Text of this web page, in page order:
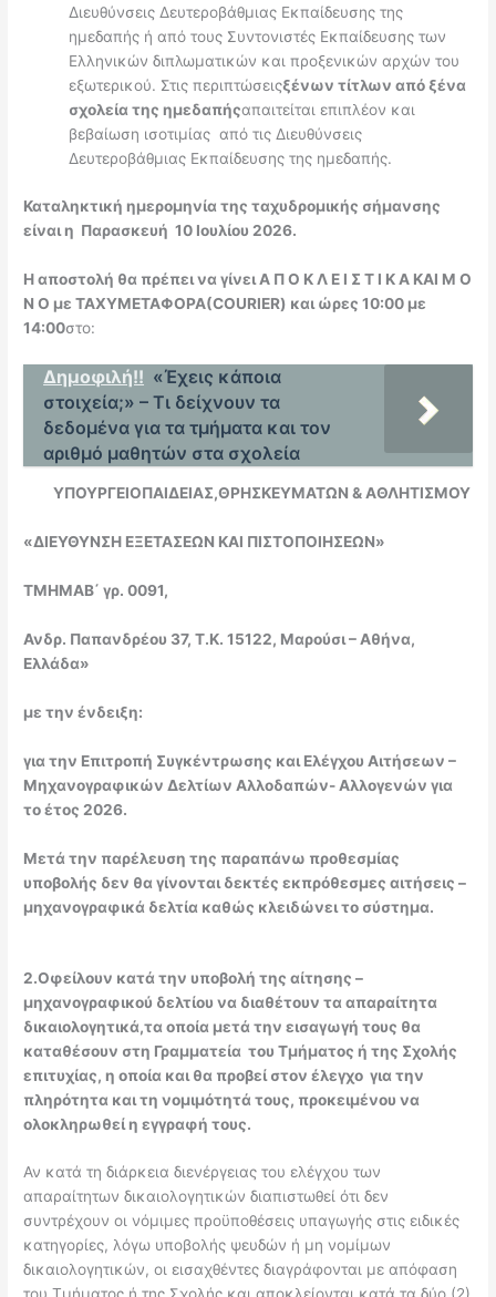
Διευθύνσεις Δευτεροβάθμιας Εκπαίδευσης της
ημεδαπής ή από τους Συντονιστές Εκπαίδευσης των
Ελληνικών διπλωματικών και προξενικών αρχών του
εξωτερικού. Στις περιπτώσειςξένων τίτλων από ξένα
σχολεία της ημεδαπήςαπαιτείται επιπλέον και
βεβαίωση ισοτιμίας από τις Διευθύνσεις
Δευτεροβάθμιας Εκπαίδευσης της ημεδαπής.
Καταληκτική ημερομηνία της ταχυδρομικής σήμανσης
είναι η Παρασκευή 10 Ιουλίου 2026.
Η αποστολή θα πρέπει να γίνει Α Π Ο Κ Λ Ε Ι Σ Τ Ι Κ Α ΚΑΙ Μ Ο
Ν Ο με ΤΑΧΥΜΕΤΑΦΟΡΑ(COURIER) και ώρες 10:00 με
14:00στο:
Δημοφιλή!! «Έχεις κάποια
στοιχεία;» – Τι δείχνουν τα
δεδομένα για τα τμήματα και τον
αριθμό μαθητών στα σχολεία
ΥΠΟΥΡΓΕΙΟΠΑΙΔΕΙΑΣ,ΘΡΗΣΚΕΥΜΑΤΩΝ & ΑΘΛΗΤΙΣΜΟΥ
«ΔΙΕΥΘΥΝΣΗ ΕΞΕΤΑΣΕΩΝ ΚΑΙ ΠΙΣΤΟΠΟΙΗΣΕΩΝ»
ΤΜΗΜΑB΄ γρ. 0091,
Ανδρ. Παπανδρέου 37, Τ.Κ. 15122, Μαρούσι – Αθήνα,
Ελλάδα»
με την ένδειξη:
για την Επιτροπή Συγκέντρωσης και Ελέγχου Αιτήσεων –
Μηχανογραφικών Δελτίων Αλλοδαπών- Αλλογενών για
το έτος 2026.
Μετά την παρέλευση της παραπάνω προθεσμίας
υποβολής δεν θα γίνονται δεκτές εκπρόθεσμες αιτήσεις –
μηχανογραφικά δελτία καθώς κλειδώνει το σύστημα.
2.Οφείλουν κατά την υποβολή της αίτησης –
μηχανογραφικού δελτίου να διαθέτουν τα απαραίτητα
δικαιολογητικά,τα οποία μετά την εισαγωγή τους θα
καταθέσουν στη Γραμματεία του Τμήματος ή της Σχολής
επιτυχίας, η οποία και θα προβεί στον έλεγχο για την
πληρότητα και τη νομιμότητά τους, προκειμένου να
ολοκληρωθεί η εγγραφή τους.
Αν κατά τη διάρκεια διενέργειας του ελέγχου των
απαραίτητων δικαιολογητικών διαπιστωθεί ότι δεν
συντρέχουν οι νόμιμες προϋποθέσεις υπαγωγής στις ειδικές
κατηγορίες, λόγω υποβολής ψευδών ή μη νομίμων
δικαιολογητικών, οι εισαχθέντες διαγράφονται με απόφαση